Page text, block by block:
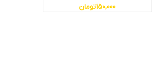
150,000تومان